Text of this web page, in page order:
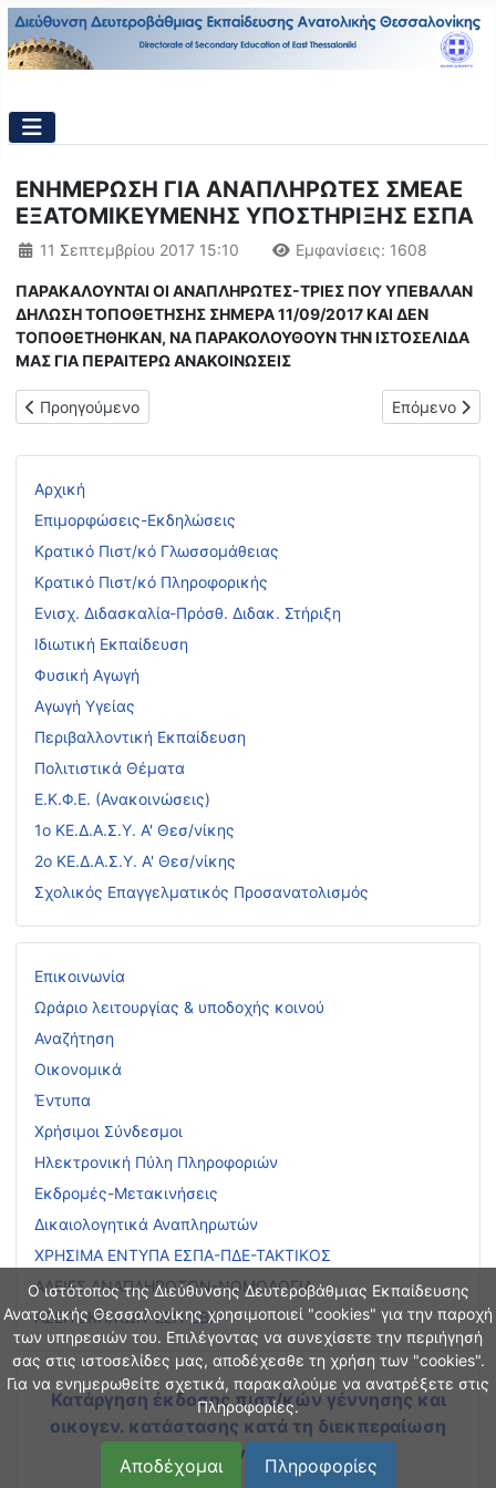
Ο ιστότοπος της Διεύθυνσης Δευτεροβάθμιας Εκπαίδευσης
Ανατολικής Θεσσαλονίκης χρησιμοποιεί "cookies" για την παροχή
των υπηρεσιών του. Επιλέγοντας να συνεχίσετε την περιήγησή
σας στις ιστοσελίδες μας, αποδέχεσθε τη χρήση των "cookies".
Για να ενημερωθείτε σχετικά, παρακαλούμε να ανατρέξετε στις
Πληροφορίες.
Αποδέχομαι Πληροφορίες
Αρχική
Επιμορφώσεις-Εκδηλώσεις
Κρατικό Πιστ/κό Γλωσσομάθειας
Κρατικό Πιστ/κό Πληροφορικής
Ενισχ. Διδασκαλία-Πρόσθ. Διδακ. Στήριξη
Ιδιωτική Εκπαίδευση
Φυσική Αγωγή
Αγωγή Υγείας
Περιβαλλοντική Εκπαίδευση
Πολιτιστικά Θέματα
Ε.Κ.Φ.Ε. (Ανακοινώσεις)
1ο ΚΕ.Δ.Α.Σ.Υ. Α' Θεσ/νίκης
2ο ΚΕ.Δ.Α.Σ.Υ. Α' Θεσ/νίκης
Σχολικός Επαγγελματικός Προσανατολισμός
Επικοινωνία
Ωράριο λειτουργίας & υποδοχής κοινού
Αναζήτηση
Οικονομικά
Έντυπα
Χρήσιμοι Σύνδεσμοι
Ηλεκτρονική Πύλη Πληροφοριών
Εκδρομές-Μετακινήσεις
Δικαιολογητικά Αναπληρωτών
ΧΡΗΣΙΜΑ ΕΝΤΥΠΑ ΕΣΠΑ-ΠΔΕ-ΤΑΚΤΙΚΟΣ
ΑΔΕΙΕΣ ΑΝΑΠΛΗΡΩΤΩΝ-ΝΟΜΟΛΟΓΙΑ
ΑΣΕΠ ΕΚΠ/ΚΩΝ-ΕΕΠ-ΕΒΠ
Κατάργηση έκδοσης πιστ/κών γέννησης και
οικογεν. κατάστασης κατά τη διεκπεραίωση
διοικητικών διαδικασιών
ΕΝΗΜΕΡΩΣΗ ΓΙΑ ΑΝΑΠΛΗΡΩΤΕΣ ΣΜΕΑΕ
ΕΞΑΤΟΜΙΚΕΥΜΕΝΗΣ ΥΠΟΣΤΗΡΙΞΗΣ ΕΣΠΑ
Λεπτομέρειες
11 Σεπτεμβρίου 2017 15:10 Εμφανίσεις: 1608
ΠΑΡΑΚΑΛΟΥΝΤΑΙ ΟΙ ΑΝΑΠΛΗΡΩΤΕΣ-ΤΡΙΕΣ ΠΟΥ ΥΠΕΒΑΛΑΝ
ΔΗΛΩΣΗ ΤΟΠΟΘΕΤΗΣΗΣ ΣΗΜΕΡΑ 11/09/2017 ΚΑΙ ΔΕΝ
ΤΟΠΟΘΕΤΗΘΗΚΑΝ, ΝΑ ΠΑΡΑΚΟΛΟΥΘΟΥΝ ΤΗΝ ΙΣΤΟΣΕΛΙΔΑ
ΜΑΣ ΓΙΑ ΠΕΡΑΙΤΕΡΩ ΑΝΑΚΟΙΝΩΣΕΙΣ
Προηγούμενο άρθρο: Πρόσκληση για υποβολή αιτήσεων
Προηγούμενο Επόμενο
Επόμενο